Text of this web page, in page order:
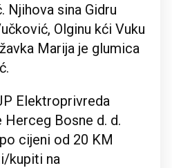
Njihova sina Gidru
Olginu kći Vuku
Marija je glumica
Elektroprivreda
Bosne d. d.
cijeni od 20 KM
kupiti na